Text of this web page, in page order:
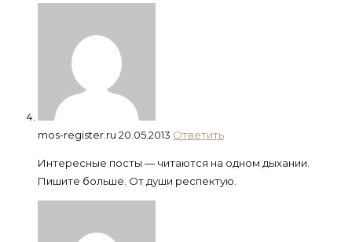
mos-register.ru 20.05.2013 Ответить
Интересные посты — читаются на одном дыхании.
Пишите больше. От души респектую.